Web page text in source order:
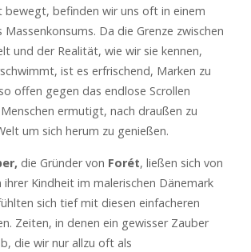
bewegt, befinden wir uns oft in einem
Massenkonsums. Da die Grenze zwischen
und der Realität, wie wir sie kennen,
ist es erfrischend, Marken zu
offen gegen das endlose Scrollen
ermutigt, nach draußen zu
um sich herum zu genießen.
die Gründer von Forét, ließen sich von
ihrer Kindheit im malerischen Dänemark
sich tief mit diesen einfacheren
Zeiten, in denen ein gewisser Zauber
die wir nur allzu oft als